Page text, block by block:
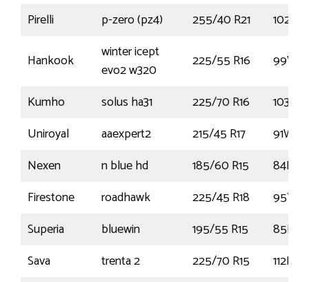
Pirelli
p-zero (pz4) 255/40 R21
102Y
Hankook
winter icept
evo2 w320
225/55 R16
99V
Kumho
solus ha31 225/70 R16
103H
Uniroyal
aaexpert2 215/45 R17
91W
Nexen
n blue hd 185/60 R15
84H
Firestone
roadhawk 225/45 R18
95Y
Superia
bluewin 195/55 R15
85H
Sava
trenta 2 225/70 R15
112R